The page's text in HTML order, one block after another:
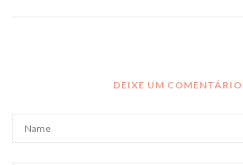
DEIXE UM COMENTÁRIO